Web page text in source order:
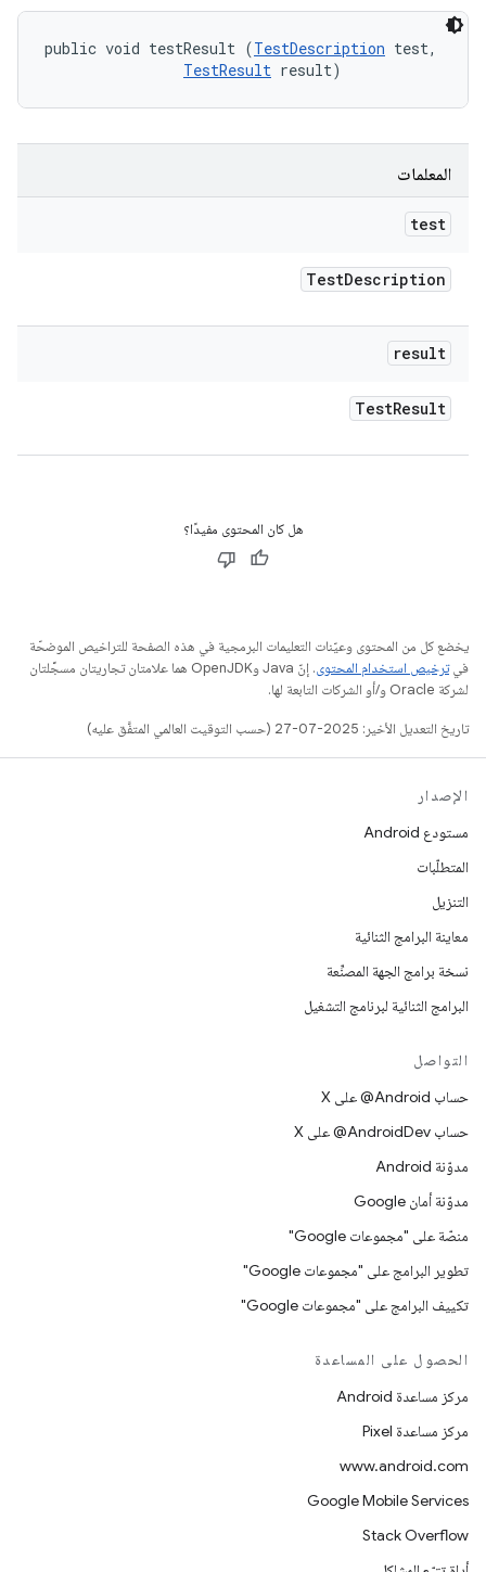
public void testResult (TestDescription test,
TestResult result)
المعلمات
test
TestDescription
result
TestResult
هل كان المحتوى مفيدًا؟
يخضع كل من المحتوى وعيّنات التعليمات البرمجية في هذه الصفحة للتراخيص الموضحّة
فيترخيص استخدام المحتوى
. إنّ Java وOpenJDK هما علامتان تجاريتان مسجَّلتان
لشركة Oracle و/أو الشركات التابعة لها.
تاريخ التعديل الأخير: 2025-07-27 (حسب التوقيت العالمي المتفَّق عليه)
الإصدار
مستودع Android
المتطلّبات
التنزيل
معاينة البرامج الثنائية
نسخة برامج الجهة المصنِّعة
البرامج الثنائية لبرنامج التشغيل
التواصل
حساب ‎@Android على X
حساب ‎@AndroidDev على X
مدوّنة Android
مدوّنة أمان Google
منصّة على "مجموعات Google"
تطوير البرامج على "مجموعات Google"
تكييف البرامج على "مجموعات Google"
الحصول على المساعدة
مركز مساعدة Android
مركز مساعدة Pixel
www.android.com
Google Mobile Services
Stack Overflow